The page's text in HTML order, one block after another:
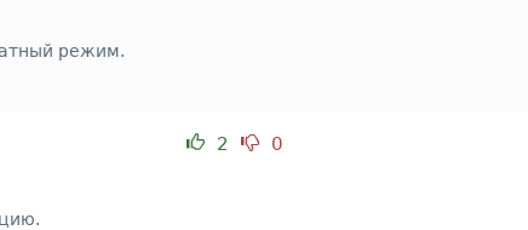
режим.
2 0